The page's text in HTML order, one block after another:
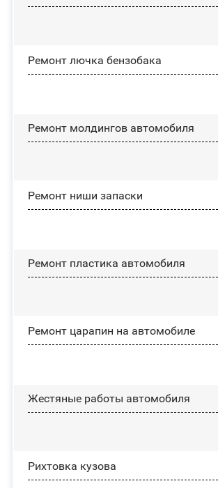
Ремонт лючка бензобака
Ремонт молдингов автомобиля
Ремонт ниши запаски
Ремонт пластика автомобиля
Ремонт царапин на автомобиле
Жестяные работы автомобиля
Рихтовка кузова